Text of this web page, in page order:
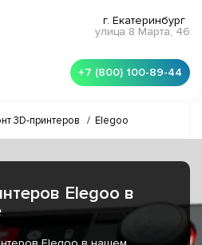
г. Екатеринбург
улица 8 Марта, 46
+7 (800) 100-89-44
3D-принтеров / Elegoo
Elegoo в